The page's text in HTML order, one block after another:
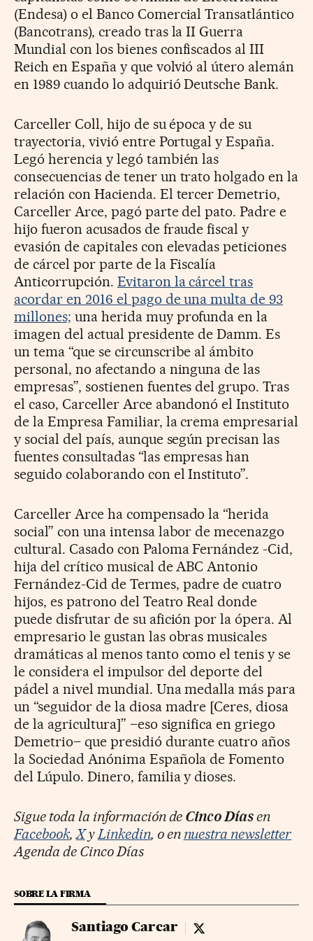
(Endesa) o el Banco Comercial Transatlántico
(Bancotrans), creado tras la II Guerra
Mundial con los bienes confiscados al III
Reich en España y que volvió al útero alemán
en 1989 cuando lo adquirió Deutsche Bank.
Carceller Coll, hijo de su época y de su
trayectoria, vivió entre Portugal y España.
Legó herencia y legó también las
consecuencias de tener un trato holgado en la
relación con Hacienda. El tercer Demetrio,
Carceller Arce, pagó parte del pato. Padre e
hijo fueron acusados de fraude fiscal y
evasión de capitales con elevadas peticiones
de cárcel por parte de la Fiscalía
Anticorrupción. Evitaron la cárcel tras
acordar en 2016 el pago de una multa de 93
millones; una herida muy profunda en la
imagen del actual presidente de Damm. Es
un tema “que se circunscribe al ámbito
personal, no afectando a ninguna de las
empresas”, sostienen fuentes del grupo. Tras
el caso, Carceller Arce abandonó el Instituto
de la Empresa Familiar, la crema empresarial
y social del país, aunque según precisan las
fuentes consultadas “las empresas han
seguido colaborando con el Instituto”.
Carceller Arce ha compensado la “herida
social” con una intensa labor de mecenazgo
cultural. Casado con Paloma Fernández -Cid,
hija del crítico musical de ABC Antonio
Fernández-Cid de Termes, padre de cuatro
hijos, es patrono del Teatro Real donde
puede disfrutar de su afición por la ópera. Al
empresario le gustan las obras musicales
dramáticas al menos tanto como el tenis y se
le considera el impulsor del deporte del
pádel a nivel mundial. Una medalla más para
un “seguidor de la diosa madre [Ceres, diosa
de la agricultura]” –eso significa en griego
Demetrio– que presidió durante cuatro años
la Sociedad Anónima Española de Fomento
del Lúpulo. Dinero, familia y dioses.
Sigue toda la información de Cinco Díasen
Facebook,XyLinkedin, o ennuestra newsletter
Agenda de Cinco Días
SOBRE LA FIRMA
Santiago Carcar Santiago Carcar -